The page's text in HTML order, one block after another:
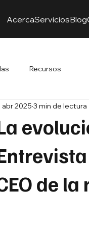
AcercaServiciosBlog
Recursos
de
abr 2025 3 min de lectura